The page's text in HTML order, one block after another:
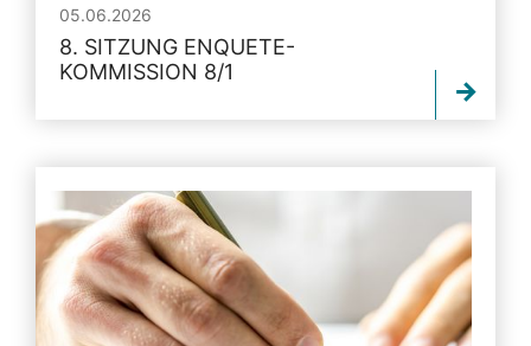
05.06.2026
8. SITZUNG ENQUETE-
KOMMISSION 8/1